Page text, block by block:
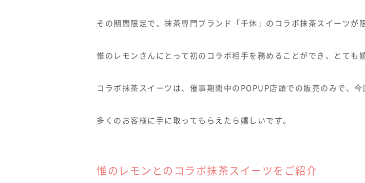
その期間限定で、抹茶専門ブランド「千休」のコラボ抹茶スイーツが
惟のレモンさんにとって初のコラボ相手を務めることができ、とても
コラボ抹茶スイーツは、催事期間中のPOPUP店頭での販売のみで、今
多くのお客様に手に取ってもらえたら嬉しいです。
惟のレモンとのコラボ抹茶スイーツをご紹介